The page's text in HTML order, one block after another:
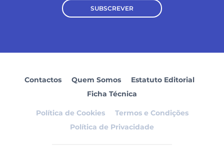
SUBSCREVER
Contactos Quem Somos
Estatuto Editorial
Ficha Técnica
Política de Cookies
Termos e Condições
Política de Privacidade